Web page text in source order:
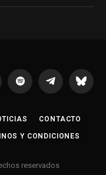
Spotify Telegrama
CONTACTO
Y CONDICIONES
reservados